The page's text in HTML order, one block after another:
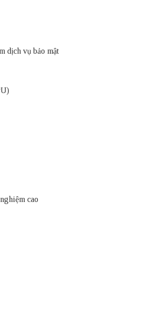
dịch vụ bảo mật
cao